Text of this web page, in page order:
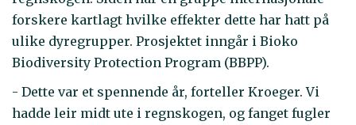
forskere kartlagt hvilke effekter dette har hatt på
ulike dyregrupper. Prosjektet inngår i Bioko
Biodiversity Protection Program (BBPP).
- Dette var et spennende år, forteller Kroeger. Vi
hadde leir midt ute i regnskogen, og fanget fugler